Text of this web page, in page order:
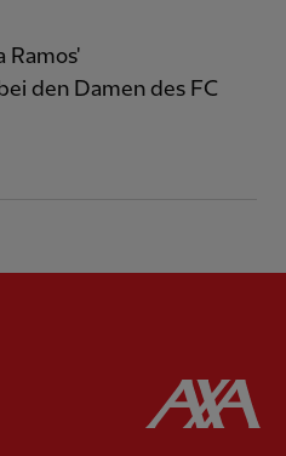
Ramos'
den Damen des FC